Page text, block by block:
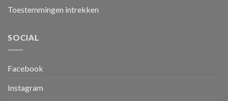
Toestemmingen intrekken
SOCIAL
Facebook
Instagram